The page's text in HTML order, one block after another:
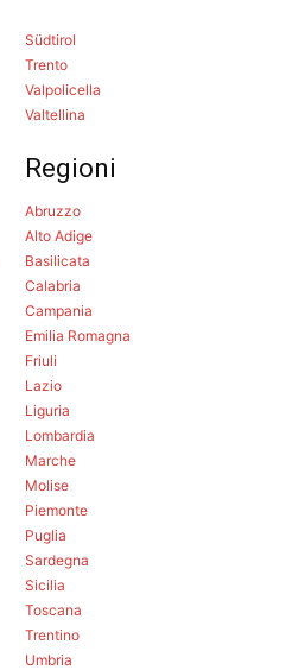
Südtirol
Trento
Valpolicella
Valtellina
Regioni
Abruzzo
Alto Adige
Basilicata
Calabria
Campania
Emilia Romagna
Friuli
Lazio
Liguria
Lombardia
Marche
Molise
Piemonte
Puglia
Sardegna
Sicilia
Toscana
Trentino
Umbria